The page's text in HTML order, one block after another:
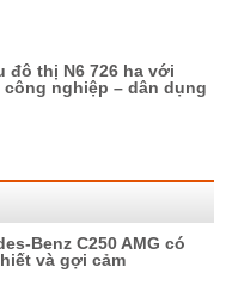
đô thị N6 726 ha với
nghiệp – dân dụng
Benz C250 AMG có
và gợi cảm